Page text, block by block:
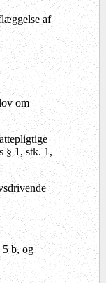
af
om
§ 1, stk. 1,
5 b, og